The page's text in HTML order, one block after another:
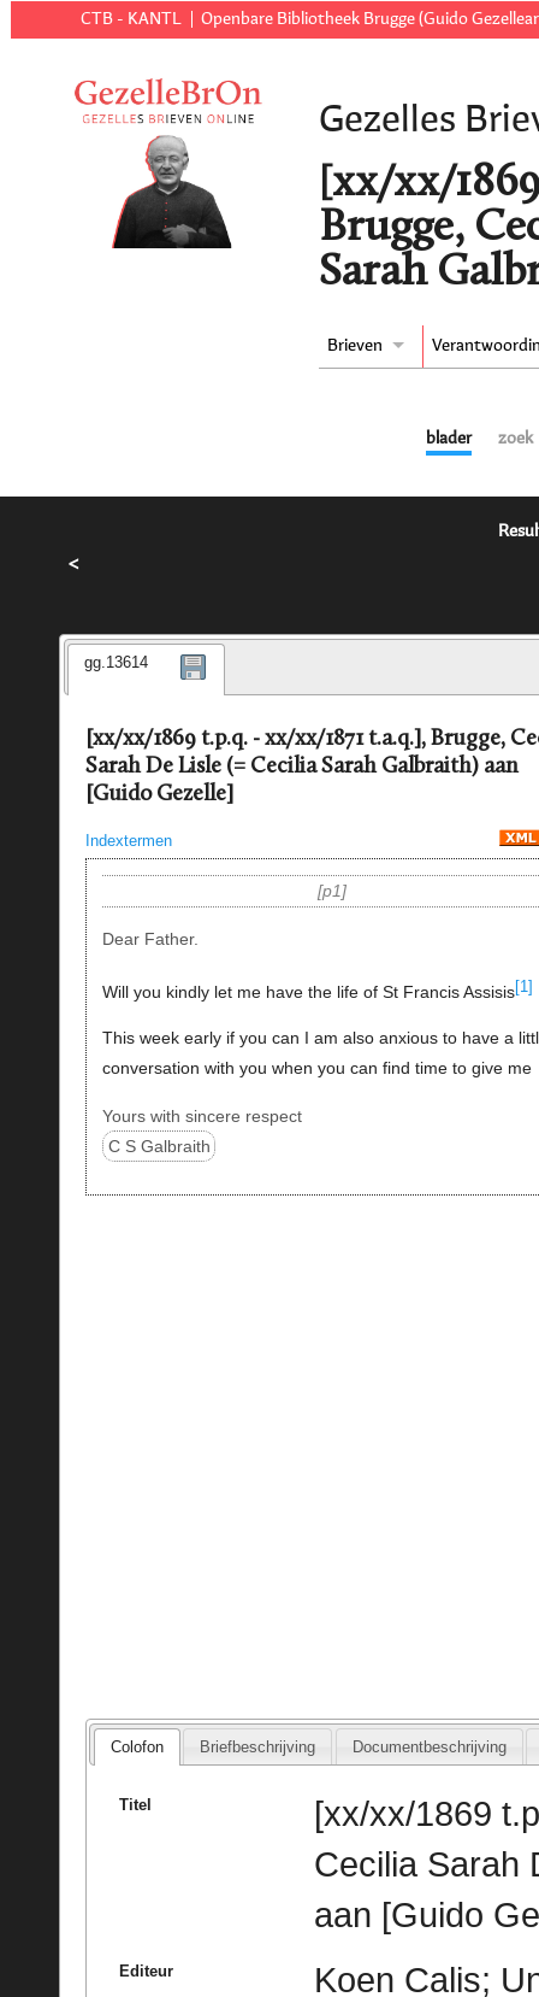
CTB - KANTL Openbare Bibliotheek Brugge (Guido
Gezelles
[xx/xx/
Brugge,
Sarah
Brieven
blader zoek
<
gg.13614
[xx/xx/1869 t.p.q. - xx/xx/1871 t.a.q.], Brugge,
Sarah De Lisle (= Cecilia Sarah Galbraith) aan
[Guido Gezelle]
Indextermen
p1
Dear Father.
Will you kindly let me have the life of St Francis Assisis[1]
This week early if you can I am also anxious to have a
conversation with you when you can find time to give me
Yours with sincere respect
C S Galbraith
Colofon Briefbeschrijving Documentbeschrijving
Titel
[xx/xx/1869
Cecilia Sarah
aan [Guido
Editeur Koen Calis;